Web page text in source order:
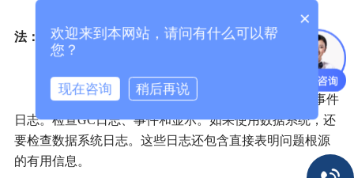
以下步骤作为排除自动顶空进样器器故障的一般方
法：
2，检查HS状态显示屏和日志，特别是序列日志和事件
日志。检查GC日志、事件和显示。如果使用数据系统，还
要检查数据系统日志。这些日志还包含直接表明问题根源
的有用信息。
×
欢迎来到本网站，请问有什么可以帮
您？
现在咨询 稍后再说